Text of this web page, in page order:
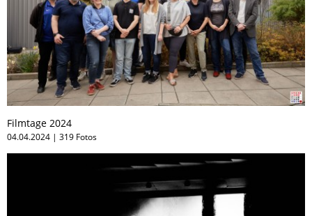
Filmtage 2024
04.04.2024 | 319 Fotos